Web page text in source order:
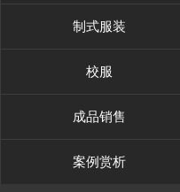
制式服装
校服
成品销售
案例赏析